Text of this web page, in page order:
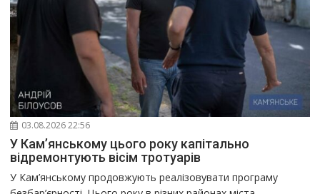
03.08.2026 22:56
У Кам’янському цього року капітально
відремонтують вісім тротуарів
У Кам’янському продовжують реалізовувати програму